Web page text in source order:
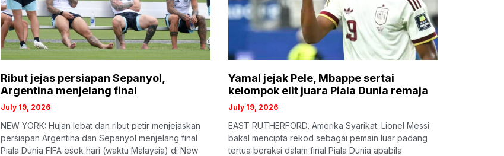
Ribut jejas persiapan Sepanyol,
Argentina menjelang final
July 19, 2026
NEW YORK: Hujan lebat dan ribut petir menjejaskan
persiapan Argentina dan Sepanyol menjelang final
Piala Dunia FIFA esok hari (waktu Malaysia) di New
Yamal jejak Pele, Mbappe sertai
kelompok elit juara Piala Dunia remaja
July 19, 2026
EAST RUTHERFORD, Amerika Syarikat: Lionel Messi
bakal mencipta rekod sebagai pemain luar padang
tertua beraksi dalam final Piala Dunia apabila